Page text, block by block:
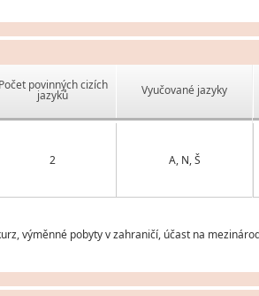
Počet povinných cizích
jazyků Vyučované jazyky
2 A, N, Š
výměnné pobyty v zahraničí, účast na